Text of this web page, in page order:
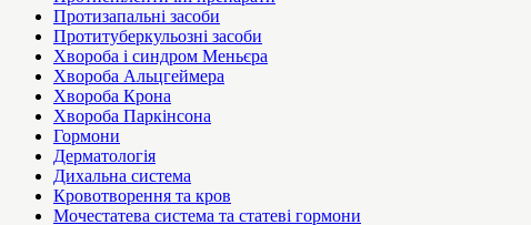
Протизапальні засоби
Протитуберкульозні засоби
Хвороба і синдром Меньєра
Хвороба Альцгеймера
Хвороба Крона
Хвороба Паркінсона
Гормони
Дерматологія
Дихальна система
Кровотворення та кров
Мочестатева система та статеві гормони